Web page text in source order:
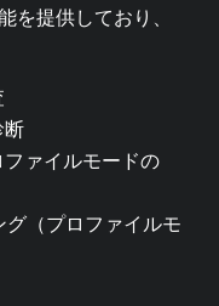
を提供しており、
断
ァイルモードの
（プロファイルモ